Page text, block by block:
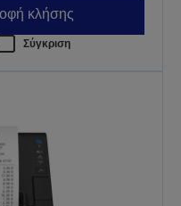
κλήσης
Σύγκριση